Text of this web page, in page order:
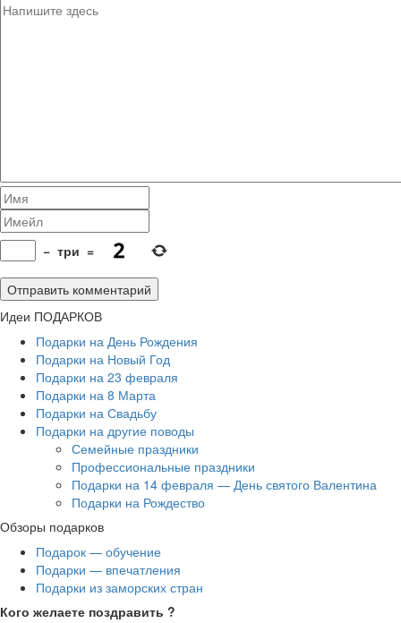
− три =
Идеи ПОДАРКОВ
Подарки на День Рождения
Подарки на Новый Год
Подарки на 23 февраля
Подарки на 8 Марта
Подарки на Свадьбу
Подарки на другие поводы
Семейные праздники
Профессиональные праздники
Подарки на 14 февраля — День святого Валентина
Подарки на Рождество
Обзоры подарков
Подарок — обучение
Подарки — впечатления
Подарки из заморских стран
Кого желаете поздравить ?